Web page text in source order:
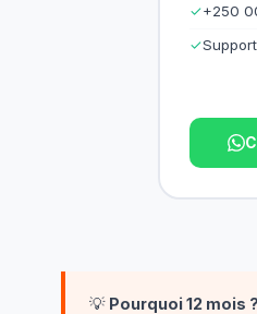
✓+250
✓
💡 Pourquoi 12 mois ?